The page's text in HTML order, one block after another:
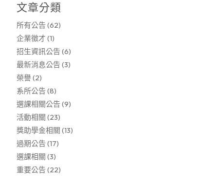
文章分類
所有公告 (62)
企業徵才 (1)
招生資訊公告 (6)
最新消息公告 (3)
榮譽(2)
系所公告 (8)
選課相關公告 (9)
活動相關 (23)
獎助學金相關 (13)
過期公告 (17)
選課相關 (3)
重要公告 (22)